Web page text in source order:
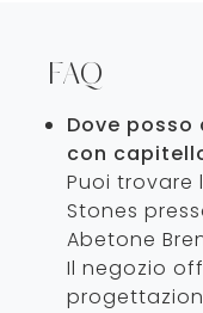
FAQ
Dove
con
Puoi trovare
Stones
Abetone
Il negozio